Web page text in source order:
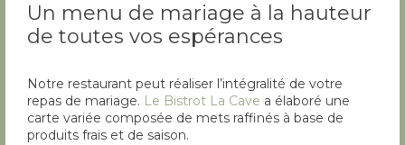
Un menu de mariage à la hauteur
de toutes vos espérances
Notre restaurant peut réaliser l’intégralité de votre
repas de mariage. Le Bistrot La Cave a élaboré une
carte variée composée de mets raffinés à base de
produits frais et de saison.